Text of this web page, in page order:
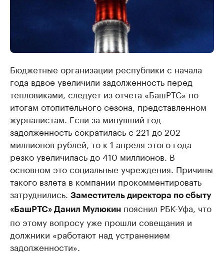
Бюджетные организации республики с начала
года вдвое увеличили задолженность перед
тепловиками, следует из отчета «БашРТС» по
итогам отопительного сезона, представленном
журналистам. Если за минувший год
задолженность сократилась с 221 до 202
миллионов рублей, то к 1 апреля этого года
резко увеличилась до 410 миллионов. В
основном это социальные учреждения. Причины
такого взлета в компании прокомментировать
затруднились. Заместитель директора по сбыту
«БашРТС» Данил Мулюкин пояснил РБК-Уфа, что
по этому вопросу уже прошли совещания и
должники «работают над устранением
задолженности».